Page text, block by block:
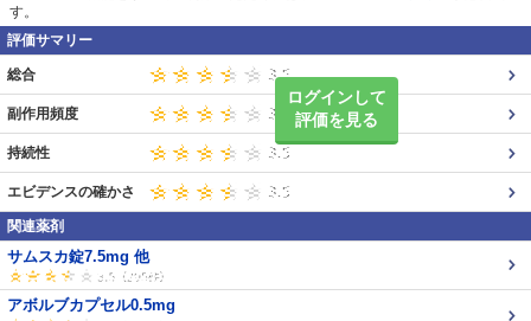
す。
評価サマリー
ログインして
評価を見る
総合
副作用頻度
持続性
エビデンスの確かさ
関連薬剤
サムスカ錠7.5mg 他
アボルブカプセル0.5mg